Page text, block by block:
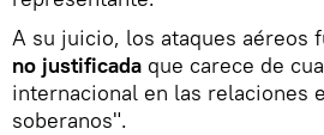
A su juicio, los ataques aéreos
no justificada que carece de
internacional en las relaciones
soberanos".